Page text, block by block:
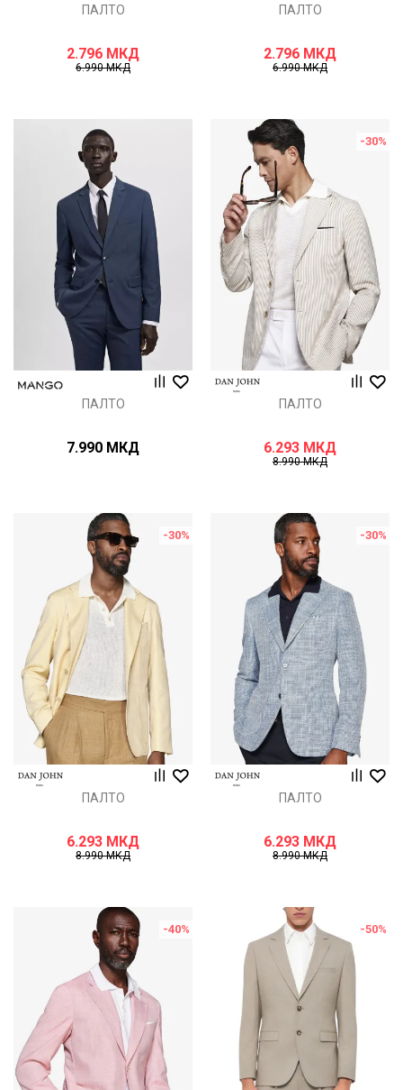
ПАЛТО
2.796 МКД
6.990МКД
ПАЛТО
2.796 МКД
6.990МКД
ПАЛТО
7.990 МКД
-30%
ПАЛТО
6.293 МКД
8.990МКД
-30%
ПАЛТО
6.293 МКД
8.990МКД
-30%
ПАЛТО
6.293 МКД
8.990МКД
-40% -50%